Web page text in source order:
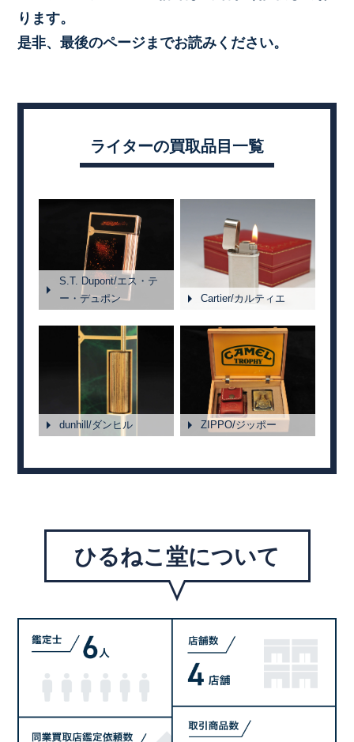
ります。
是非、最後のページまでお読みください。
ライターの買取品目一覧
S.T. Dupont/エス・テ
ー・デュポン
Cartier/カルティエ
dunhill/ダンヒル ZIPPO/ジッポー
ひるねこ堂について